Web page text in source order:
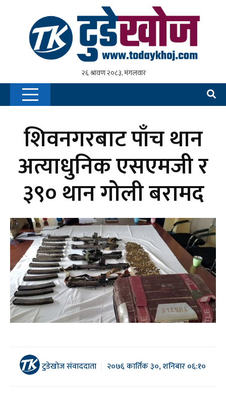
शिवनगरबाट पाँच थान
अत्याधुनिक एसएमजी र
३९० थान गोली बरामद
टुडेखोज संवाददाता २०७६ कार्तिक ३०, शनिबार ०६:१०